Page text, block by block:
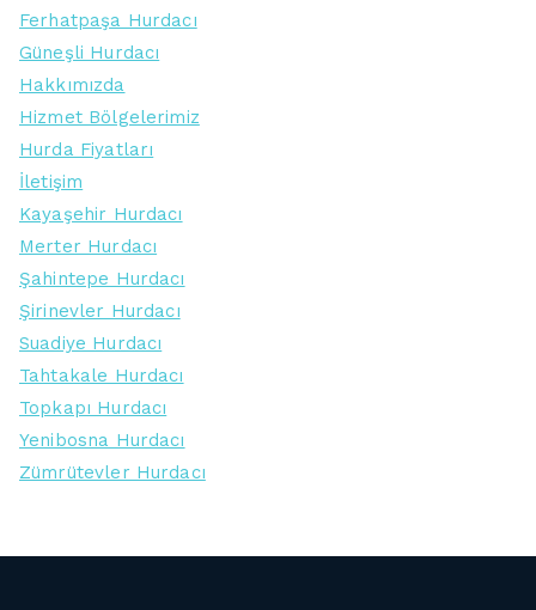
Ferhatpaşa Hurdacı
Güneşli Hurdacı
Hakkımızda
Hizmet Bölgelerimiz
Hurda Fiyatları
İletişim
Kayaşehir Hurdacı
Merter Hurdacı
Şahintepe Hurdacı
Şirinevler Hurdacı
Suadiye Hurdacı
Tahtakale Hurdacı
Topkapı Hurdacı
Yenibosna Hurdacı
Zümrütevler Hurdacı